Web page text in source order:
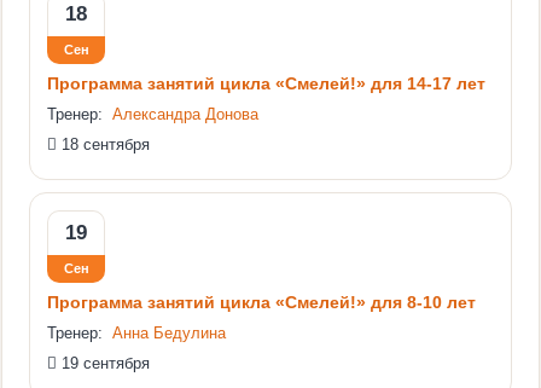
18
Сен
Программа занятий цикла «Смелей!» для 14-17 лет
Тренер: Александра Донова
18 сентября
19
Сен
Программа занятий цикла «Смелей!» для 8-10 лет
Тренер: Анна Бедулина
19 сентября